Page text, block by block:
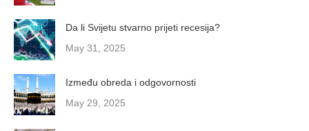
Da li Svijetu stvarno prijeti recesija?
May 31, 2025
Između obreda i odgovornosti
May 29, 2025